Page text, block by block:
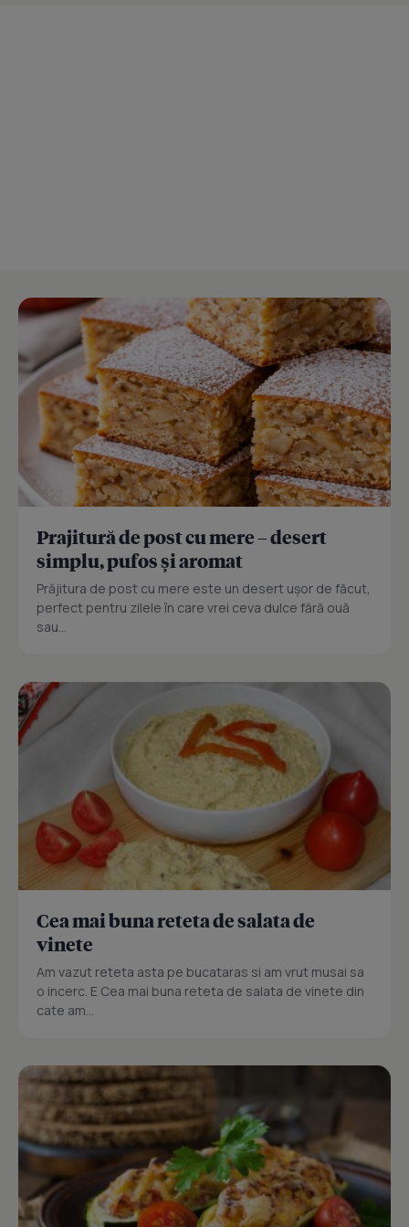
Prajitură de post cu mere – desert
simplu, pufos și aromat
Prăjitura de post cu mere este un desert ușor de făcut,
perfect pentru zilele în care vrei ceva dulce fără ouă
sau...
Cea mai buna reteta de salata de
vinete
Am vazut reteta asta pe bucataras si am vrut musai sa
o incerc. E Cea mai buna reteta de salata de vinete din
cate am...